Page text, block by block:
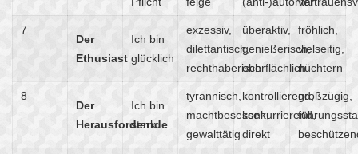
7
Der
Ethusiast
Ich bin
glücklich
exzessiv,
dilettantisch,
rechthaberisch
überaktiv,
genießerisch,
oberflächlich
fröhlich,
vielseitig,
nüchtern
8
Der
Herausfordernde
Ich bin
stark
tyrannisch,
machtbesessen,
gewalttätig
kontrollierend,
konkurrierend,
direkt
großzügig,